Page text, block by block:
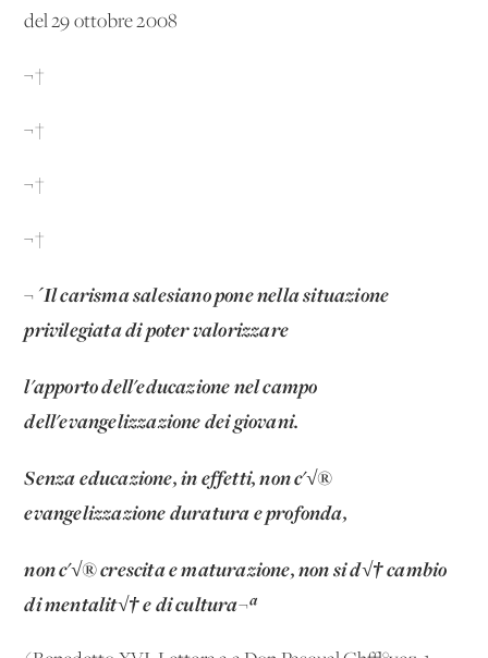
del 29 ottobre 2008
¬†
¬†
¬†
¬†
¬´Il carisma salesiano pone nella situazione
privilegiata di poter valorizzare
l'apporto dell'educazione nel campo
dell'evangelizzazione dei giovani.
Senza educazione, in effetti, non c'√®
evangelizzazione duratura e profonda,
non c'√® crescita e maturazione, non si d√† cambio
di mentalit√† e di cultura¬ª